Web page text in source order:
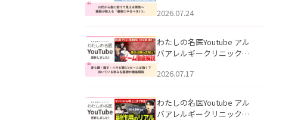
える男性へ｜医師が教える
公開いたしました。
2026.07.24
わたしの名医Youtube アル
バアレルギークリニック札
跡にVビームは効く？向いて
説」を公開いたしました。
2026.07.17
わたしの名医Youtube アル
バアレルギークリニック札